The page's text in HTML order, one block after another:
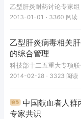
乙型肝炎耐药讨论专家组
2013-01-01 · 3360 阅读
乙型肝炎病毒相关
的综合管理
科技部十二五重大专项
2014-02-28 · 3323 阅读
中国献血者人群
专家共识